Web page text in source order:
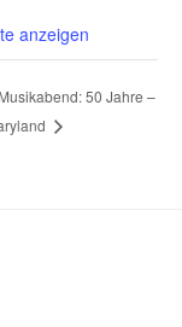
anzeigen
Musikabend: 50 Jahre –